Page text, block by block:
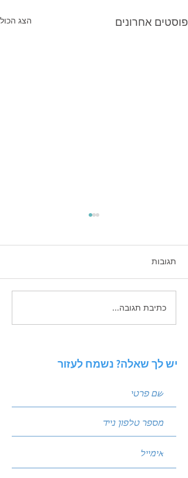
פוסטים אחרונים הצג הכול
איך להפסיק "לבזבז" תקציב
תגובות
כתיבת תגובה...
יש לך שאלה? נשמח לעזור